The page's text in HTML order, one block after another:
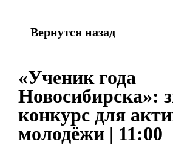
Вернутся назад
«Ученик года
Новосибирска»:
конкурс для
молодёжи | 11:00